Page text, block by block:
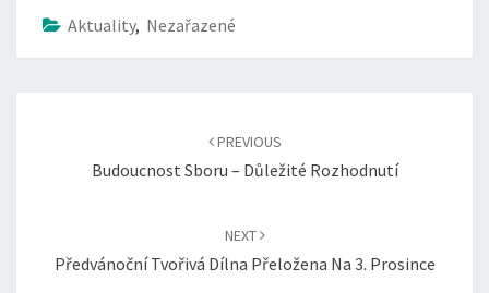
Aktuality, Nezařazené
PREVIOUS
Budoucnost Sboru – Důležité Rozhodnutí
NEXT
Předvánoční Tvořivá Dílna Přeložena Na 3. Prosince